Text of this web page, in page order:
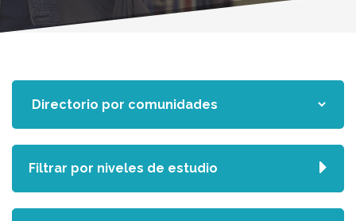
Filtrar por niveles de estudio